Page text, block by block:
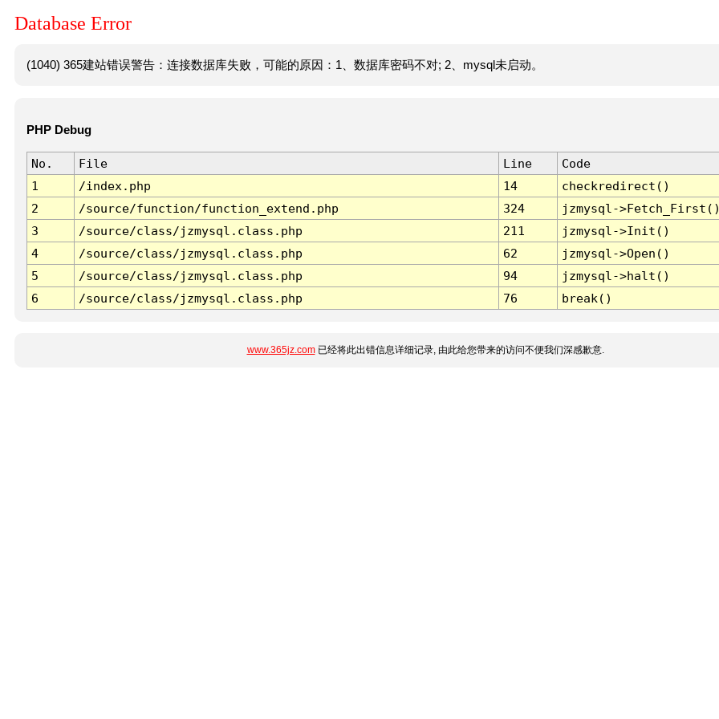
Database Error
(1040) 365建站错误警告：连接数据库失败，可能的原因：1、数据库密码不对; 2、mysql未启动。
PHP Debug
No. File Line
Code
1
/index.php 14
checkredirect()
2
/source/function/function_extend.php 324
jzmysql-
3
/source/class/jzmysql.class.php 211
jzmysql->Init()
4
/source/class/jzmysql.class.php 62
jzmysql->Open()
5
/source/class/jzmysql.class.php 94
jzmysql->halt()
6
/source/class/jzmysql.class.php 76 break()
www.365jz.com已经将此出错信息详细记录, 由此给您带来的访问不便我们深感歉意.